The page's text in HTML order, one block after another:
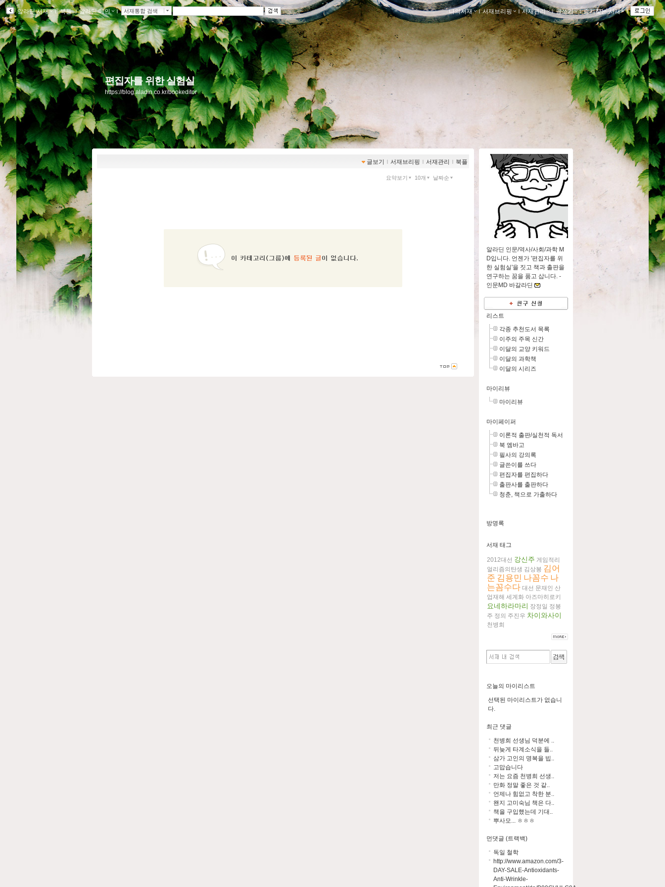
알라딘 서재 ｌ북플ｌ알라딘 메인 ｌ 서재통합 검색 나의서재 ｌ서재브리핑 ｌ서재관리 ｌ글쓰기 ｌ즐겨찾는 서재 ｌ
편집자를 위한 실험실
https://blog.aladin.co.kr/bookeditor
글보기 ｌ 서재브리핑 ｌ 서재관리 ｌ 북플
요약보기 10개 날짜순
알라딘 인문/역사/사회/과학 M
D입니다. 언젠가 '편집자를 위
한 실험실'을 짓고 책과 출판을
연구하는 꿈을 품고 삽니다. -
인문MD 바갈라딘
리스트
각종 추천도서 목록
이주의 주목 신간
이달의 교양 키워드
이달의 과학책
이달의 시리즈
마이리뷰
마이리뷰
마이페이퍼
이론적 출판/실천적 독서
북 엠바고
필사의 강의록
글쓴이를 쓰다
편집자를 편집하다
출판사를 출판하다
청춘, 책으로 가출하다
방명록
서재 태그
2012대선 강신주 게임적리
얼리즘의탄생 김상봉 김어
준 김용민 나꼼수 나
는꼼수다 대선 문재인 산
업재해 세계화 아즈마히로키
요네하라마리 장정일 정봉
주 정의 주진우 차이와사이
천병희
오늘의 마이리스트
선택된 마이리스트가 없습니
다.
최근 댓글
천병희 선생님 덕분에 ..
뒤늦게 타계소식을 들..
삼가 고인의 명복을 빕..
고맙습니다
저는 요즘 천병희 선생..
만화 정말 좋은 것 같..
언제나 힘없고 착한 분..
왠지 고미숙님 책은 다..
책을 구입했는데 기대..
뿌사모... ㅎㅎㅎ
먼댓글 (트랙백)
독일 철학
http://www.amazon.com/3-
DAY-SALE-Antioxidants-
Anti-Wrinkle-